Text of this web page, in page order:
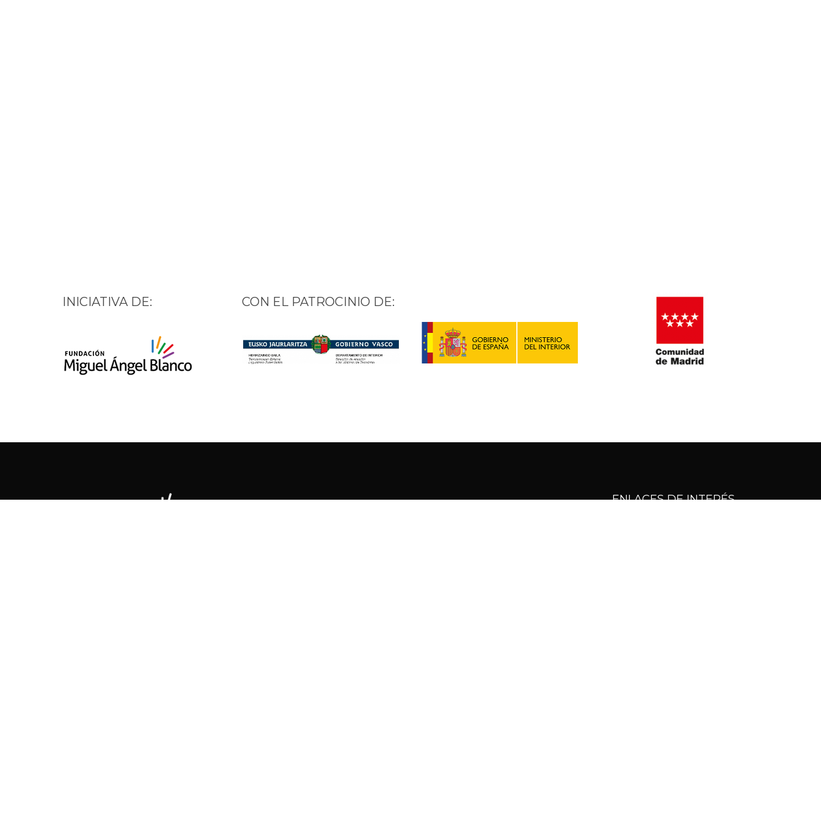
INICIATIVA DE: CON EL PATROCINIO DE:
ENLACES DE INTERÉS